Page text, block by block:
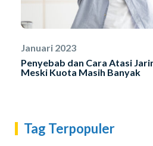
Januari 2023
Penyebab dan Cara Atasi
Meski Kuota Masih Banyak
Tag Terpopuler